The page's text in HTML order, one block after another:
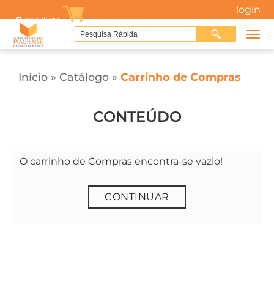
0produto
login
Início » Catálogo » Carrinho de Compras
CONTEÚDO
O carrinho de Compras encontra-se vazio!
CONTINUAR